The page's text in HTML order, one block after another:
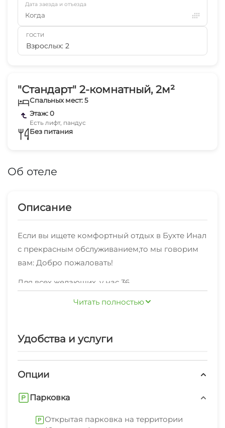
"Стандарт" 2-комнатный, 2м²
Спальных мест: 5
Этаж: 0
Есть лифт, пандус
Без питания
Об отеле
Описание
Если вы ищете комфортный отдых в Бухте Инал
с прекрасным обслуживанием,то мы говорим
вам: Добро пожаловать!
Для всех желающих, у нас 36
Комфорт 2х-местный , "Стандарт" 3-местный по
Рядом с нами есть различные кафе, столовые и
Стабильное Wi-Fi соединение в каждом уголке.
Мы рады предоставить также: экскурсионные
принадлежности, зеленый двор, беседка,
Читать полностью
Удобства и услуги
Опции
Парковка
Открытая парковка на территории
Дата заезда и отъезда
Когда
ГОСТИ
Взрослых: 2